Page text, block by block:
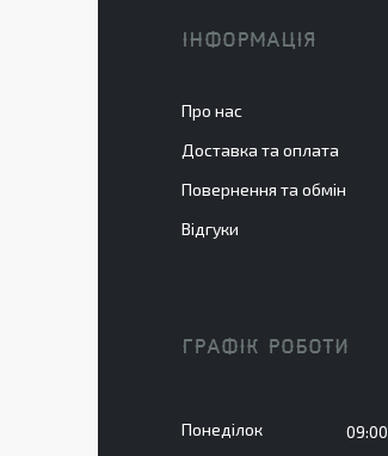
ІНФОРМАЦІЯ
Про нас
Доставка та оплата
Повернення та обмін
Відгуки
ГРАФІК РОБОТИ
Понеділок 09:00